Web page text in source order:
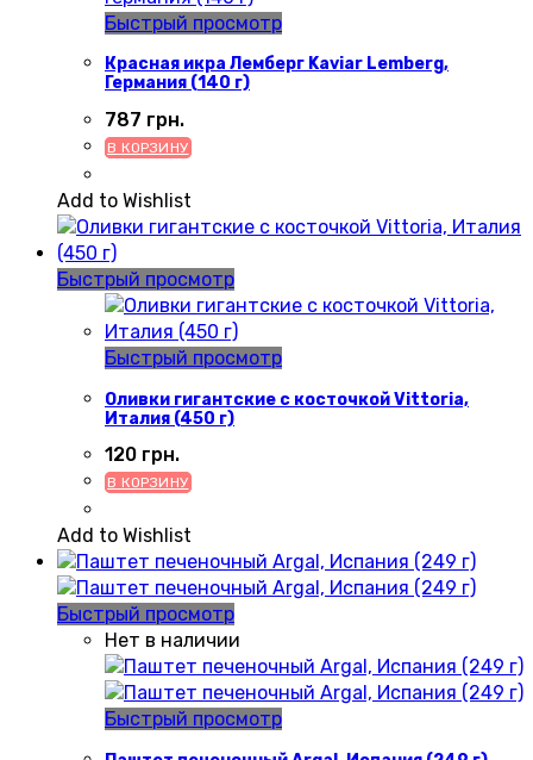
Быстрый просмотр
Красная икра Лемберг Kaviar Lemberg,
Германия (140 г)
787 грн.
В КОРЗИНУ
Add to Wishlist
Быстрый просмотр
Быстрый просмотр
Оливки гигантские с косточкой Vittoria,
Италия (450 г)
120 грн.
В КОРЗИНУ
Add to Wishlist
Быстрый просмотр
Нет в наличии
Быстрый просмотр